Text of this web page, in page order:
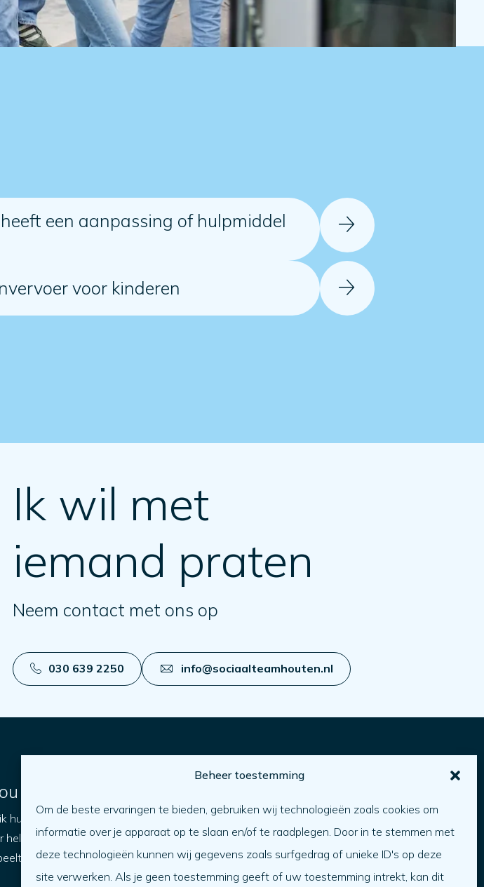
Beheer toestemming
Om de beste ervaringen te bieden, gebruiken wij technologieën zoals cookies om
informatie over je apparaat op te slaan en/of te raadplegen. Door in te stemmen met
deze technologieën kunnen wij gegevens zoals surfgedrag of unieke ID's op deze
site verwerken. Als je geen toestemming geeft of uw toestemming intrekt, kan dit
een aanpassing of hulpmiddel
voor kinderen
Ik wil met
iemand praten
Neem contact met ons op
030 639 2250 info@sociaalteamhouten.nl
hulp?
helpen
Over ons
Werken bij
Team
Organisatie